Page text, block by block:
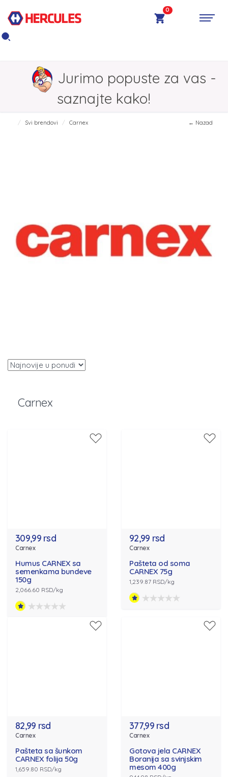
0
Jurimo popuste za vas -
saznajte kako!
Svi brendovi Carnex ← Nazad
Carnex
309,99 rsd
Carnex
Humus CARNEX sa
semenkama bundeve
150g
2,066.60 RSD/kg
92,99 rsd
Carnex
Pašteta od soma
CARNEX 75g
1,239.87 RSD/kg
82,99 rsd
Carnex
Pašteta sa šunkom
CARNEX folija 50g
1,659.80 RSD/kg
377,99 rsd
Carnex
Gotova jela CARNEX
Boranija sa svinjskim
mesom 400g